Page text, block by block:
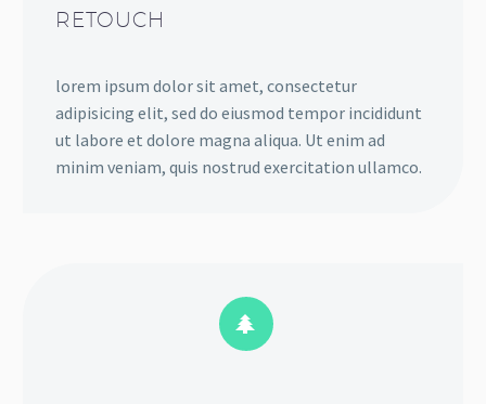
RETOUCH
lorem ipsum dolor sit amet, consectetur
adipisicing elit, sed do eiusmod tempor incididunt
ut labore et dolore magna aliqua. Ut enim ad
minim veniam, quis nostrud exercitation ullamco.

